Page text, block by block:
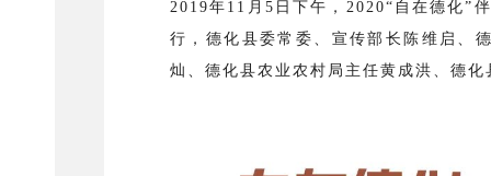
2019年11月5日下午，2020“自在德化”
行，德化县委常委、宣传部长陈维启、
灿、德化县农业农村局主任黄成洪、德